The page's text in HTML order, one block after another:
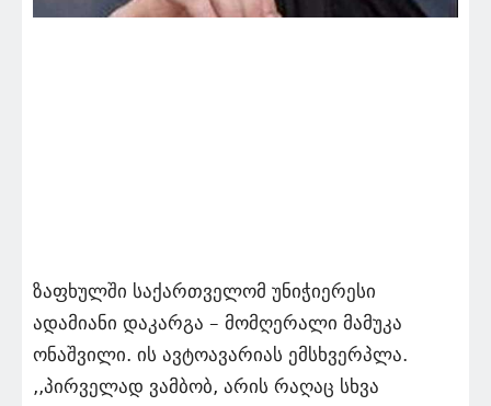
ზაფხულში საქართველომ უნიჭიერესი
ადამიანი დაკარგა – მომღერალი მამუკა
ონაშვილი. ის ავტოავარიას ემსხვერპლა.
,,პირველად ვამბობ, არის რაღაც სხვა